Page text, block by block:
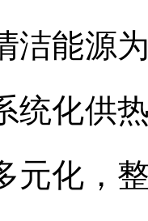
洁能源
统化供
元化，